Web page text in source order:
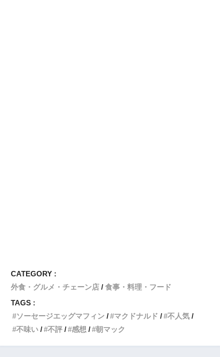
CATEGORY :
外食・グルメ・チェーン店
食事・料理・フード
TAGS :
ソーセージエッグマフィン
マクドナルド
不人気
不味い
不評 感想 朝マック